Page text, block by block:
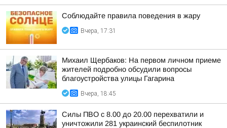
Соблюдайте правила поведения в жару
Вчера, 17:31
Михаил Щербаков: На первом личном приеме
жителей подробно обсудили вопросы
благоустройства улицы Гагарина
Вчера, 18:45
Силы ПВО с 8.00 до 20.00 перехватили и
уничтожили 281 украинский беспилотник